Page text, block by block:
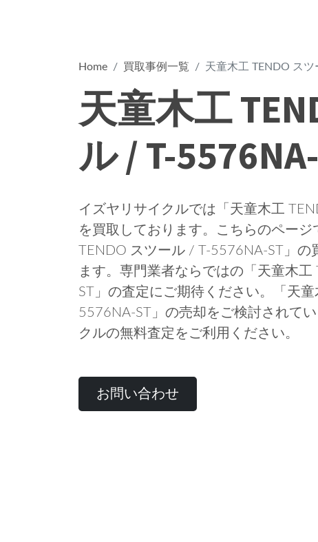
Home 買取事例一覧 天童木工 TENDO ス
天童木工
ル / T-
イズヤリサイクルでは「天童木工
を買取しております。こちらのペー
TENDO スツール / T-5576NA-ST」
ます。専門業者ならではの「天童木
ST」の査定にご期待ください。「天
5576NA-ST」の売却をご検討されて
クルの無料査定をご利用ください。
お問い合わせ